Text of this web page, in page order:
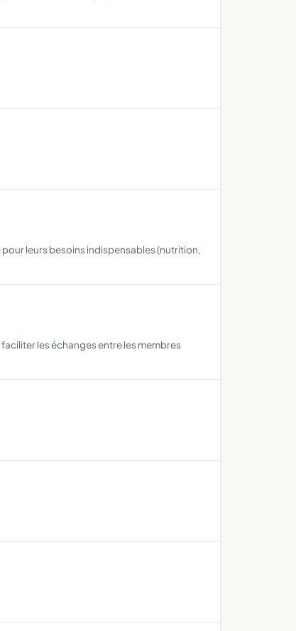
leurs besoins indispensables (nutrition,
les échanges entre les membres